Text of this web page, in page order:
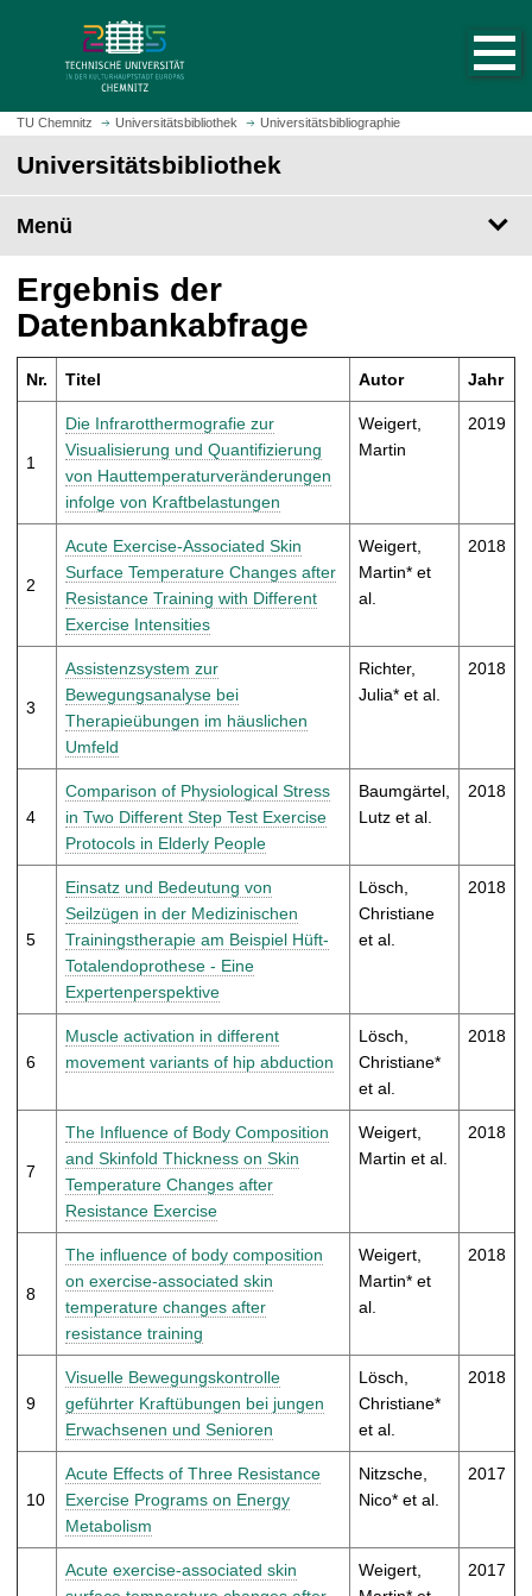
z
m
t
e
i
t
u
f
u
f
TU Chemnitz Universitätsbibliothek Universitätsbibliographie
Universitätsbibliothek
Menü
Ergebnis der
Datenbankabfrage
Nr. Titel Autor Jahr
1
Die Infrarotthermografie zur
Visualisierung und Quantifizierung
von Hauttemperaturveränderungen
infolge von Kraftbelastungen
Weigert,
Martin
2019
2
Acute Exercise-Associated Skin
Surface Temperature Changes after
Resistance Training with Different
Exercise Intensities
Weigert,
Martin* et
al.
2018
3
Assistenzsystem zur
Bewegungsanalyse bei
Therapieübungen im häuslichen
Umfeld
Richter,
Julia* et al.
2018
4
Comparison of Physiological Stress
in Two Different Step Test Exercise
Protocols in Elderly People
Baumgärtel,
Lutz et al.
2018
5
Einsatz und Bedeutung von
Seilzügen in der Medizinischen
Trainingstherapie am Beispiel Hüft-
Totalendoprothese - Eine
Expertenperspektive
Lösch,
Christiane
et al.
2018
6
Muscle activation in different
movement variants of hip abduction
Lösch,
Christiane*
et al.
2018
7
The Influence of Body Composition
and Skinfold Thickness on Skin
Temperature Changes after
Resistance Exercise
Weigert,
Martin et al.
2018
8
The influence of body composition
on exercise-associated skin
temperature changes after
resistance training
Weigert,
Martin* et
al.
2018
9
Visuelle Bewegungskontrolle
geführter Kraftübungen bei jungen
Erwachsenen und Senioren
Lösch,
Christiane*
et al.
2018
10
Acute Effects of Three Resistance
Exercise Programs on Energy
Metabolism
Nitzsche,
Nico* et al.
2017
Acute exercise-associated skin
Weigert,
2017